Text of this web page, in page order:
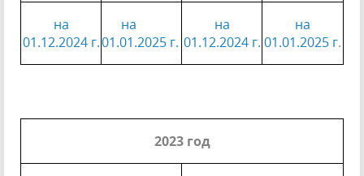
на
01.12.2024 г.
на
01.01.2025 г.
на
01.12.2024 г.
на
01.01.2025 г.
2023 год